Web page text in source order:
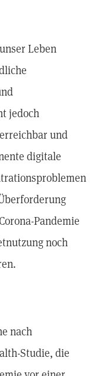
Leben
jedoch
und
digitale
Pandemie
noch
nach
Studie, die